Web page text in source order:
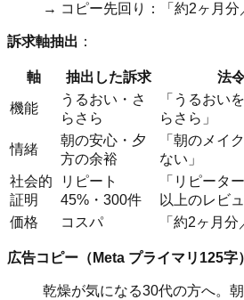
→ コピー先回り：「約2ヶ月分
訴求軸抽出 ：
軸 抽出した訴求 法
機能
うるおい・さ
らさら
「うるおい
らさら」
情緒
朝の安心・夕
方の余裕
「朝のメイ
ない」
社会的
証明
リピート
45%・300件
「リピータ
以上のレビュ
価格
コスパ 「約2ヶ月
広告コピー（Meta プライマリ125字）
乾燥が気になる30代の方へ。